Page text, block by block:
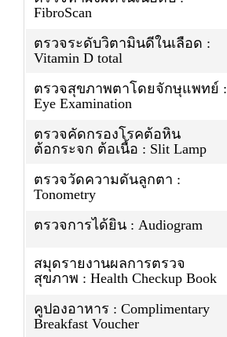
FibroScan
ตรวจระดับวิตามินดีในเลือด :
Vitamin D total
ตรวจสุขภาพตาโดยจักษุแพทย์ :
Eye Examination
ตรวจคัดกรองโรคต้อหิน
ต้อกระจก ต้อเนื้อ : Slit Lamp
ตรวจวัดความดันลูกตา :
Tonometry
ตรวจการได้ยิน : Audiogram
สมุดรายงานผลการตรวจ
สุขภาพ : Health Checkup Book
คูปองอาหาร : Complimentary
Breakfast Voucher